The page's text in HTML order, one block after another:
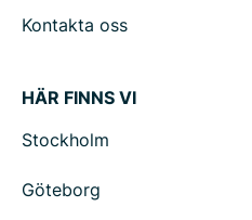
Kontakta oss
HÄR FINNS VI
Stockholm
Göteborg